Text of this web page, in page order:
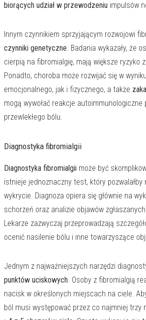
biorących udział w przewodzeniu impulsów
Innym czynnikiem sprzyjającym rozwojowi
czynniki genetyczne. Badania wykazały, że
cierpią na fibromialgię, mają większe ryzyko
Ponadto, choroba może rozwijać się w wyniku
emocjonalnego, jak i fizycznego, a także
mogą wywołać reakcje autoimmunologiczne
przewlekłego bólu.
Diagnostyka fibromialgii
Diagnostyka fibromialgii może być
istnieje jednoznaczny test, który
wykrycie. Diagnoza opiera się głównie na
schorzeń oraz analizie objawów
Lekarze zazwyczaj przeprowadzają
ocenić nasilenie bólu i inne towarzyszące
Jednym z najważniejszych narzędzi
punktów uciskowych. Osoby z fibromialgią
nacisk w określonych miejscach na ciele.
ból musi występować przez co najmniej trzy